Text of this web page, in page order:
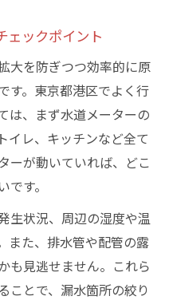
ックポイント
大を防ぎつつ効率的に原
す。東京都港区でよく行
は、まず水道メーターの
イレ、キッチンなど全て
ーが動いていれば、どこ
す。
生状況、周辺の湿度や温
また、排水管や配管の露
も見逃せません。これら
ことで、漏水箇所の絞り